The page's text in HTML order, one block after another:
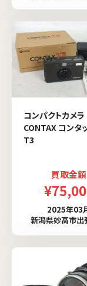
コンパクトカメラ
CONTAX コンタ
T3
買取金額
2025年03
新潟県妙高市出